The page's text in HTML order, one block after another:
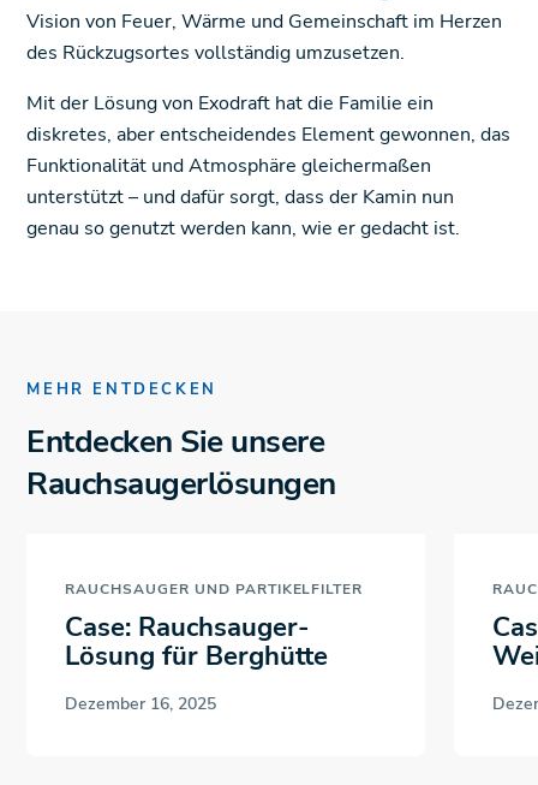
Vision von Feuer, Wärme und Gemeinschaft im Herzen
des Rückzugsortes vollständig umzusetzen.
Mit der Lösung von Exodraft hat die Familie ein
diskretes, aber entscheidendes Element gewonnen, das
Funktionalität und Atmosphäre gleichermaßen
unterstützt – und dafür sorgt, dass der Kamin nun
genau so genutzt werden kann, wie er gedacht ist.
MEHR ENTDECKEN
Entdecken Sie unsere
Rauchsaugerlösungen
RAUCHSAUGER UND PARTIKELFILTER
Case: Rauchsauger-
Lösung für Berghütte
Dezember 16, 2025